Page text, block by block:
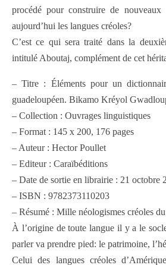
procédé pour construire de nouveaux
aujourd’hui les langues créoles?
C’est ce qui sera traité dans la
intitulé Aboutaj, complément de cet
– Titre : Éléments pour un
guadeloupéen. Bikamo Kréyol
– Collection : Ouvrages linguistiques
– Format : 145 x 200, 176 pages
– Auteur : Hector Poullet
– Editeur : Caraïbéditions
– Date de sortie en librairie : 21 octobre
– ISBN : 9782373110203
– Résumé : Mille néologismes créoles
À l’origine de toute langue il y a le
parler va prendre pied: le patrimoine,
Celui des langues créoles